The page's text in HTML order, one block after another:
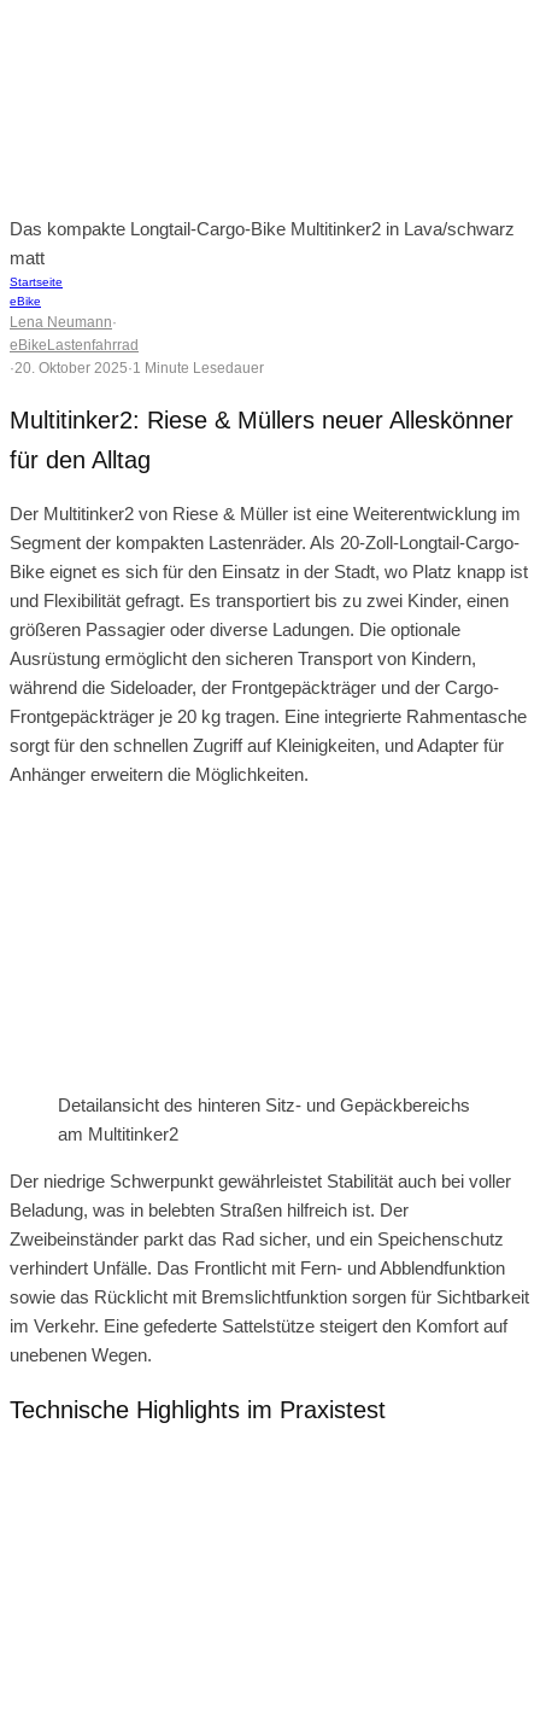
Das kompakte Longtail-Cargo-Bike Multitinker2 in Lava/schwarz
matt
Startseite
eBike
Lena Neumann·
eBike Lastenfahrrad
·20. Oktober 2025·1 Minute Lesedauer
Multitinker2: Riese & Müllers neuer Alleskönner
für den Alltag
Der Multitinker2 von Riese & Müller ist eine Weiterentwicklung im
Segment der kompakten Lastenräder. Als 20-Zoll-Longtail-Cargo-
Bike eignet es sich für den Einsatz in der Stadt, wo Platz knapp ist
und Flexibilität gefragt. Es transportiert bis zu zwei Kinder, einen
größeren Passagier oder diverse Ladungen. Die optionale
Ausrüstung ermöglicht den sicheren Transport von Kindern,
während die Sideloader, der Frontgepäckträger und der Cargo-
Frontgepäckträger je 20 kg tragen. Eine integrierte Rahmentasche
sorgt für den schnellen Zugriff auf Kleinigkeiten, und Adapter für
Anhänger erweitern die Möglichkeiten.
Detailansicht des hinteren Sitz- und Gepäckbereichs
am Multitinker2
Der niedrige Schwerpunkt gewährleistet Stabilität auch bei voller
Beladung, was in belebten Straßen hilfreich ist. Der
Zweibeinständer parkt das Rad sicher, und ein Speichenschutz
verhindert Unfälle. Das Frontlicht mit Fern- und Abblendfunktion
sowie das Rücklicht mit Bremslichtfunktion sorgen für Sichtbarkeit
im Verkehr. Eine gefederte Sattelstütze steigert den Komfort auf
unebenen Wegen.
Technische Highlights im Praxistest